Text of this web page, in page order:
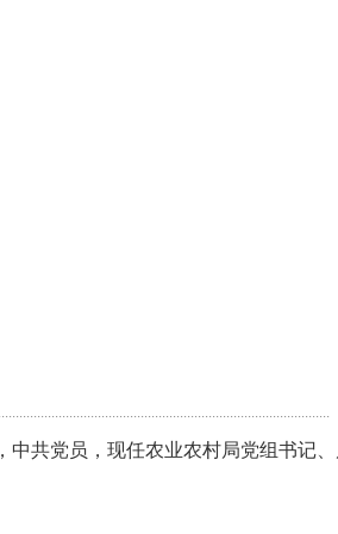
中共党员，现任农业农村局党组书记